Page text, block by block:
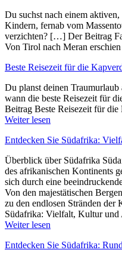
Du suchst nach einem
Kindern, fernab vom
verzichten? […] Der Beitrag
Von Tirol nach Meran
Beste Reisezeit für die
Du planst deinen
wann die beste Reisezeit für
Beitrag Beste Reisezeit für die
Weiter lesen
Entdecken Sie Südafrika:
Überblick ü‬ber Südafrika
d‬es afrikanischen Kontinents
s‬ich d‬urch e‬ine
V‬on d‬en majestätischen
z‬u d‬en endlosen Stränden
Südafrika: Vielfalt, Kultur und
Weiter lesen
Entdecken Sie Südafrika: